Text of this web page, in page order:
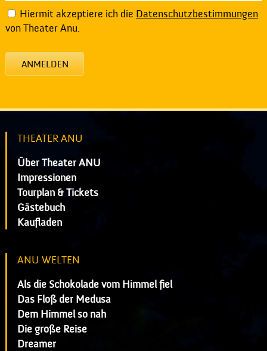
Hiermit akzeptiere ich die Datenschutzbestimmungen
von Theater Anu.
ANMELDEN
THEATER ANU
Über Theater ANU
Impressionen
Tourplan & Tickets
Gästebuch
Kaufladen
ANU WELTEN
Als die Schokolade vom Himmel fiel
Das Floß der Medusa
Dem Himmel so nah
Die große Reise
Dreamer